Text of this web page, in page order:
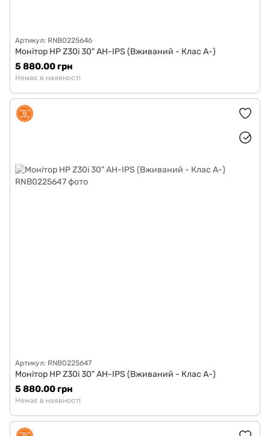
Артикул: RNB0225646
Монітор HP Z30i 30" AH-IPS (Вживаний - Клас A-)
5 880.00 грн
Немає в наявності
Артикул: RNB0225647
Монітор HP Z30i 30" AH-IPS (Вживаний - Клас A-)
5 880.00 грн
Немає в наявності